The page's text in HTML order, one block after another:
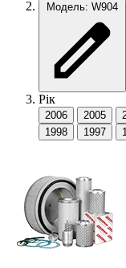
Модель: W904
Рік
2006 2005
1998
1997